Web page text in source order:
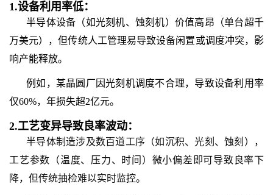
1.设备利用率低：
半导体设备（如光刻机、蚀刻机）价值高昂（单台超千
万美元），但传统人工管理易导致设备闲置或调度冲突，影
响产能释放。
例如，某晶圆厂因光刻机调度不合理，导致设备利用率
仅60%，年损失超2亿元。
2.工艺变异导致良率波动：
半导体制造涉及数百道工序（如沉积、光刻、蚀刻），
工艺参数（温度、压力、时间）微小偏差即可导致良率下
降，但传统抽检难以实时监控。